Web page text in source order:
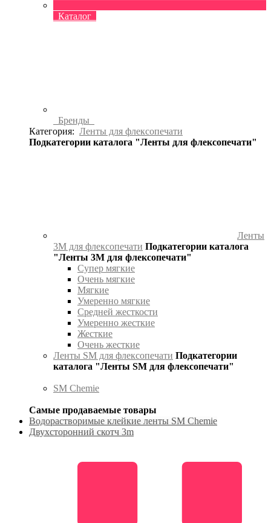
Каталог
Бренды
Категория: Ленты для флексопечати
Подкатегории каталога "Ленты для флексопечати"
Ленты
3М для флексопечати Подкатегории каталога
"Ленты 3М для флексопечати"
Супер мягкие
Очень мягкие
Мягкие
Умеренно мягкие
Средней жесткости
Умеренно жесткие
Жесткие
Очень жесткие
Ленты SM для флексопечати Подкатегории
каталога "Ленты SM для флексопечати"
SM Chemie
Самые продаваемые товары
Водорастворимые клейкие ленты SM Chemie
Двухсторонний скотч 3m